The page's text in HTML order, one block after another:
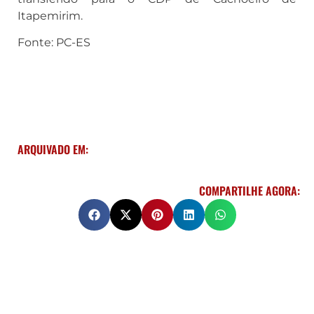
Itapemirim.
Fonte: PC-ES
ARQUIVADO EM:
COMPARTILHE AGORA: